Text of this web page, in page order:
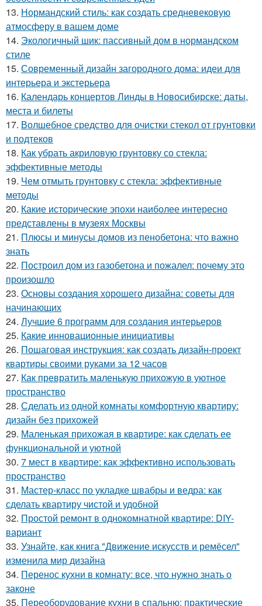
13. Нормандский стиль: как создать средневековую
атмосферу в вашем доме
14. Экологичный шик: пассивный дом в нормандском
стиле
15. Современный дизайн загородного дома: идеи для
интерьера и экстерьера
16. Календарь концертов Линды в Новосибирске: даты,
места и билеты
17. Волшебное средство для очистки стекол от грунтовки
и подтеков
18. Как убрать акриловую грунтовку со стекла:
эффективные методы
19. Чем отмыть грунтовку с стекла: эффективные
методы
20. Какие исторические эпохи наиболее интересно
представлены в музеях Москвы
21. Плюсы и минусы домов из пенобетона: что важно
знать
22. Построил дом из газобетона и пожалел: почему это
произошло
23. Основы создания хорошего дизайна: советы для
начинающих
24. Лучшие 6 программ для создания интерьеров
25. Какие инновационные инициативы
26. Пошаговая инструкция: как создать дизайн-проект
квартиры своими руками за 12 часов
27. Как превратить маленькую прихожую в уютное
пространство
28. Сделать из одной комнаты комфортную квартиру:
дизайн без прихожей
29. Маленькая прихожая в квартире: как сделать ее
функциональной и уютной
30. 7 мест в квартире: как эффективно использовать
пространство
31. Мастер-класс по укладке швабры и ведра: как
сделать квартиру чистой и удобной
32. Простой ремонт в однокомнатной квартире: DIY-
вариант
33. Узнайте, как книга "Движение искусств и ремёсел"
изменила мир дизайна
34. Перенос кухни в комнату: все, что нужно знать о
законе
35. Переоборудование кухни в спальню: практические